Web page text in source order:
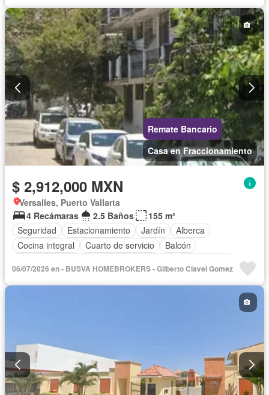
Remate Bancario
Casa en Fraccionamiento
$ 2,912,000 MXN
Versalles, Puerto Vallarta
4 Recámaras
2.5 Baños
155 m²
Seguridad
Estacionamiento Jardín
Alberca
Cocina integral
Cuarto de servicio
Balcón
Internet
Bodega
Circuito cerrado de televisión
Zonas verdes
06/07/2026 en - BUSVA HOMEBROKERS - Gilberto Clavel Gomez